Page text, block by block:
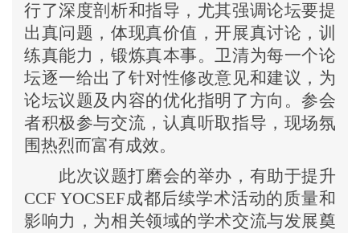
行了深度剖析和指导， 尤其强调论坛要提
出真问题，体现真价值，开展真讨论，训
练真能力，锻炼真本事。卫清为每一个论
坛逐一给出了针对性修改意见和建议，为
论坛议题及内容的优化指明了方向。参会
者积极参与交流，认真听取指导，现场氛
围热烈而富有成效。
此次议题打磨会的举办，有助于提升
CCF YOCSEF成都后续学术活动的质量和
影响力，为相关领域的学术交流与发展奠